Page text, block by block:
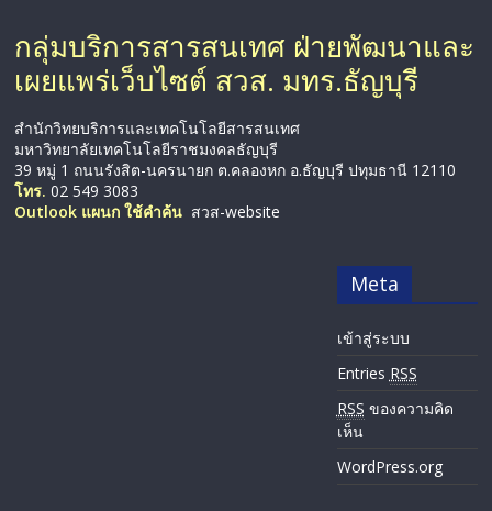
กลุ่มบริการสารสนเทศ ฝ่ายพัฒนาและ
เผยแพร่เว็บไซต์ สวส. มทร.ธัญบุรี
สำนักวิทยบริการและเทคโนโลยีสารสนเทศ
มหาวิทยาลัยเทคโนโลยีราชมงคลธัญบุรี
39 หมู่ 1 ถนนรังสิต-นครนายก ต.คลองหก อ.ธัญบุรี ปทุมธานี 12110
โทร. 02 549 3083
Outlook แผนก ใช้คำค้น สวส-website
Meta
เข้าสู่ระบบ
Entries RSS
RSS ของความคิด
เห็น
WordPress.org